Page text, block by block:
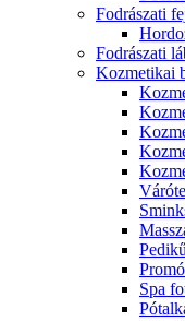
Fodrászati
Fodrászati
Kozmetikai
Spa